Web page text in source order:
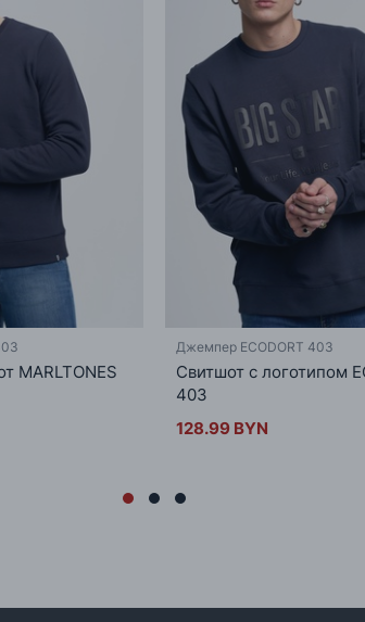
MARLTONES
Джемпер ECODORT 403
Свитшот с логотипом
403
128.99 BYN